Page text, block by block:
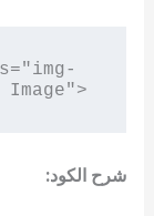
شرح الكود: